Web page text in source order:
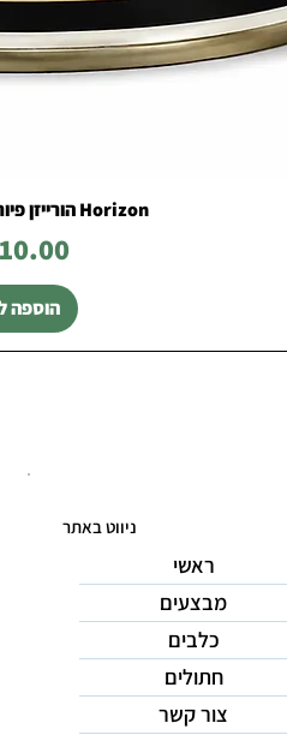
Horizon הורייזן פיור כבש 200 גרם
מחיר
הוספה
ניווט באתר
ראשי
מבצעים
כלבים
חתולים
צור קשר